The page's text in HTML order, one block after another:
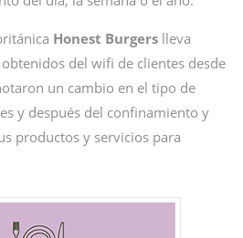
Honest Burgers lleva
del wifi de clientes desde
un cambio en el tipo de
y después del confinamiento y
productos y servicios para